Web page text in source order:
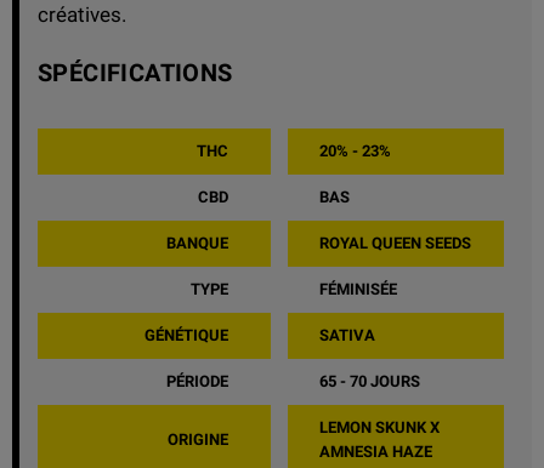
créatives.
SPÉCIFICATIONS
THC 20% - 23%
CBD BAS
BANQUE ROYAL QUEEN SEEDS
TYPE FÉMINISÉE
GÉNÉTIQUE SATIVA
PÉRIODE 65 - 70 JOURS
ORIGINE
LEMON SKUNK X
AMNESIA HAZE